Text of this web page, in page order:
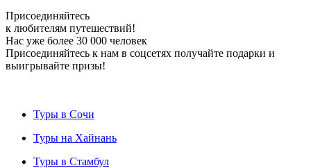
Присоединяйтесь
к любителям путешествий!
Нас уже более 30 000 человек
Присоединяйтесь к нам в соцсетях получайте подарки и
выигрывайте призы!
Туры в Сочи
Туры на Хайнань
Туры в Стамбул